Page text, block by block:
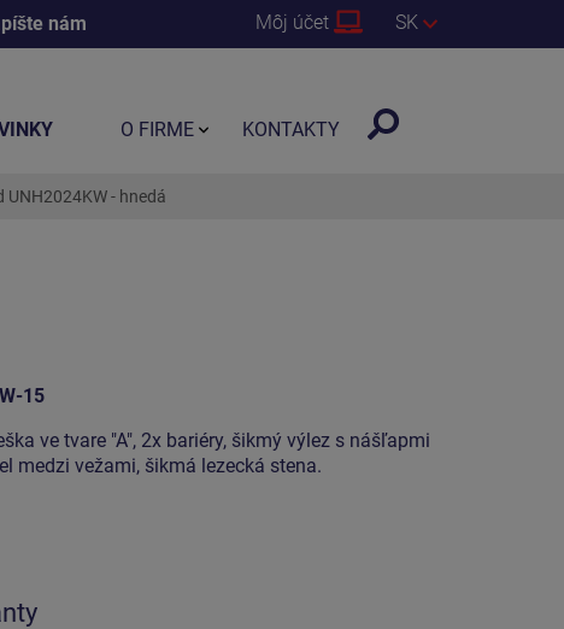
nám Môj účet SK
- hnedá
15
ve tvare "A", 2x bariéry, šikmý výlez s nášľapmi
medzi vežami, šikmá lezecká stena.
O FIRME KONTAKTY